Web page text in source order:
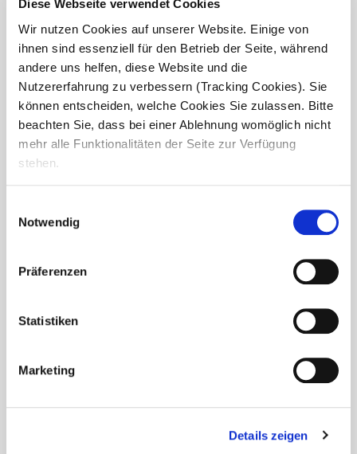
Diese Webseite verwendet Cookies
Wir nutzen Cookies auf unserer Website. Einige von
ihnen sind essenziell für den Betrieb der Seite, während
andere uns helfen, diese Website und die
Nutzererfahrung zu verbessern (Tracking Cookies). Sie
können entscheiden, welche Cookies Sie zulassen. Bitte
beachten Sie, dass bei einer Ablehnung womöglich nicht
mehr alle Funktionalitäten der Seite zur Verfügung
stehen.
Notwendig
Präferenzen
Statistiken
Marketing
Details zeigen
Frühlingsfest im Haus Nikolas in
Mit dem Frühling zog im Seniorendomizil Haus Nikolas in
Freinsheim nicht nur die Sonne ein, sondern auch eine
diesjährigen Frühlingsfest wurde der...